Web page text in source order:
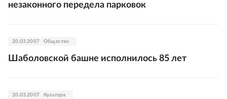
незаконного передела парковок
20.03.2007 Общество
Шаболовской башне исполнилось 85 лет
20.03.2007 Культура